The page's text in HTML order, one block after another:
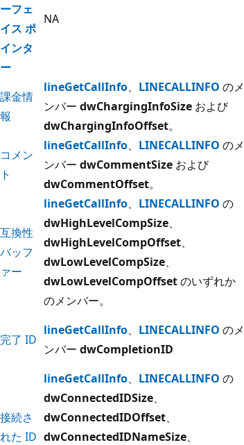
ーフェ
イス ポ
インタ
ー
NA
課金情
報
lineGetCallInfo、 LINECALLINFO のメ
ンバー dwChargingInfoSize および
dwChargingInfoOffset。
コメン
ト
lineGetCallInfo、 LINECALLINFO のメ
ンバー dwCommentSize および
dwCommentOffset。
互換性
バッフ
ァー
lineGetCallInfo、 LINECALLINFO の
dwHighLevelCompSize、
dwHighLevelCompOffset、
dwLowLevelCompSize、
dwLowLevelCompOffsetのいずれか
のメンバー。
完了 ID
lineGetCallInfo、 LINECALLINFO のメ
ンバー dwCompletionID
接続さ
れた ID
lineGetCallInfo、 LINECALLINFO の
dwConnectedIDSize、
dwConnectedIDOffset、
dwConnectedIDNameSize、